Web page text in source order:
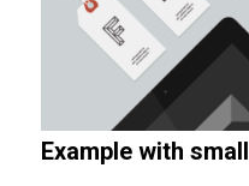
Example with